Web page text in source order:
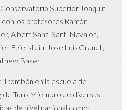
Superior Joaquín
con los profesores Ramón
Albert Sanz, Santi Navalón,
Feierstein, Jose Luis Granell,
Baker.
en la escuela de
de Turís Miembro de diversas
de nivel nacional como: